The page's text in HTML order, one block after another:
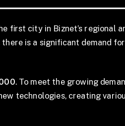
first city in Biznet’s regional
is a significant demand
. To meet the growing
technologies, creating